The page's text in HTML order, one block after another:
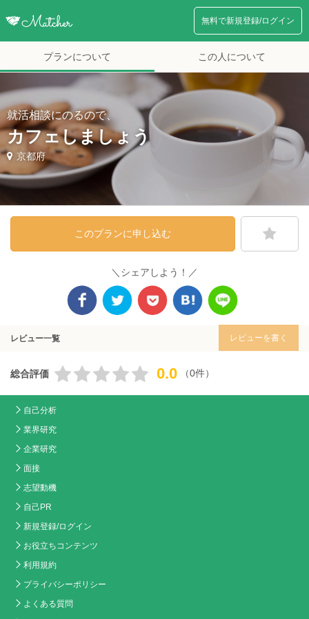
無料で新規登録/ログイン
プランについて この人について
就活相談にのるので、
カフェしましょう
京都府
このプランに申し込む
＼シェアしよう！／
レビュー一覧 レビューを書く
総合評価 0.0 （0件）
自己分析
業界研究
企業研究
面接
志望動機
自己PR
新規登録/ログイン
お役立ちコンテンツ
利用規約
プライバシーポリシー
よくある質問